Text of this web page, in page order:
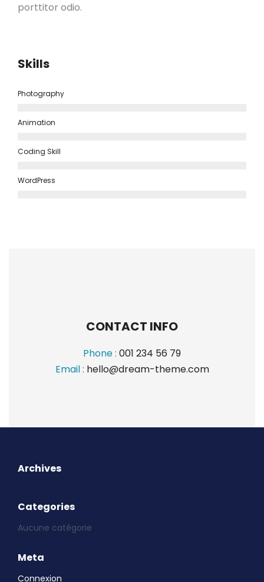
porttitor odio.
Skills
Photography
Animation
Coding Skill
WordPress
CONTACT INFO
Phone : 001 234 56 79
Email : hello@dream-theme.com
Archives
Categories
Aucune catégorie
Meta
Connexion